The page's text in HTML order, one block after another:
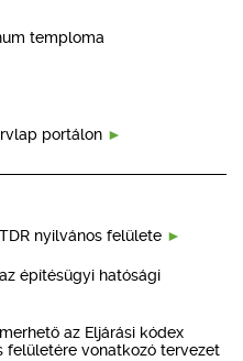
temploma
portálon
nyilvános felülete
építésügyi hatósági
az Eljárási kódex
felületére vonatkozó tervezet